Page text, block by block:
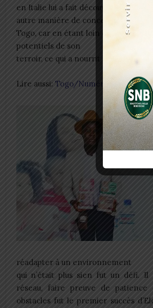
en Italie lui a fait découvrir un autre
autre manière de concevoir
Togo, car en étant loin de son pays,
potentiels de son
terroir, ce qui a nourrit son envie de
Lire aussi: Togo/Numérique: Une
réadapter à un environnement
qui n’était plus sien fut un défi.
réseau, faire preuve de
obstacles fut le premier succès